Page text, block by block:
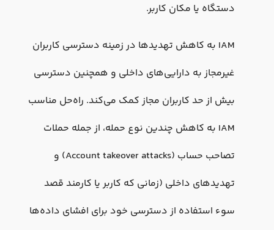
دستگاه یا مکان کاربر.
IAM به کاهش تهدیدها در زمینه دسترسی کاربران
غیرمجاز به دارایی‌های داخلی و همچنین دسترسی
بیش از حد کاربران مجاز کمک می‌کند. راه‌حل مناسب
IAM به کاهش چندین نوع حمله، از جمله حملات
تصاحب حساب (Account takeover attacks) و
تهدیدهای داخلی (زمانی که کاربر یا کارمند قصد
سوء استفاده از دسترسی خود برای افشای داده‌ها